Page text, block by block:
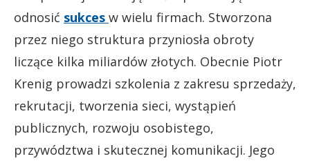
odnosić sukces w wielu firmach. Stworzona
przez niego struktura przyniosła obroty
liczące kilka miliardów złotych. Obecnie Piotr
Krenig prowadzi szkolenia z zakresu sprzedaży,
rekrutacji, tworzenia sieci, wystąpień
publicznych, rozwoju osobistego,
przywództwa i skutecznej komunikacji. Jego